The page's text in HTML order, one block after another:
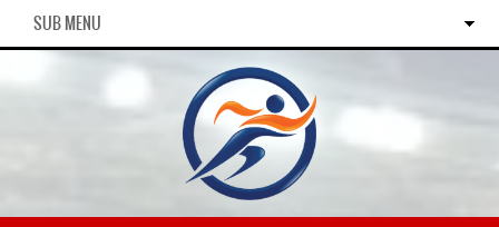
SUB MENU